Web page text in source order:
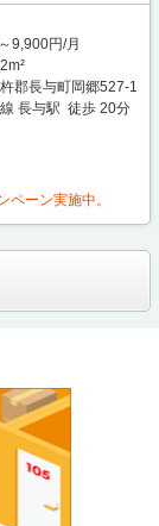
9,900円/月
郡長与町岡郷527-1
線 長与駅 徒歩 20分
ーン実施中。